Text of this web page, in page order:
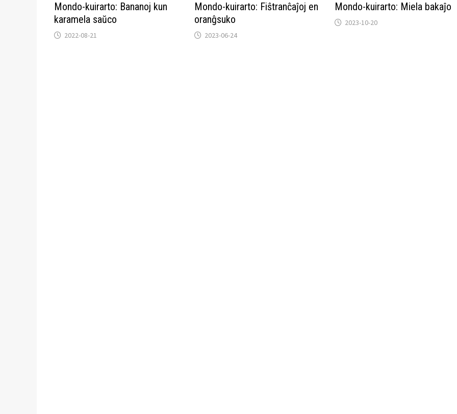
Mondo-kuirarto: Bananoj kun
karamela saŭco
2022-08-21
Mondo-kuirarto: Fiŝtranĉaĵoj en
oranĝsuko
2023-06-24
Mondo-kuirarto: Miela bakaĵo
2023-10-20